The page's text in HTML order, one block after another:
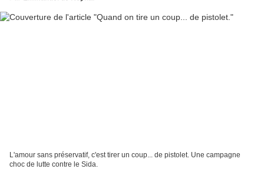
L'amour sans préservatif, c'est tirer un coup... de pistolet. Une campagne
choc de lutte contre le Sida.